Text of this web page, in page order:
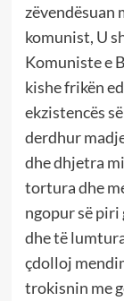
zëvendësuan
komunist, U
Komuniste e
kishe frikën
ekzistencës
derdhur
dhe dhjetra
tortura dhe
ngopur së
dhe të
çdolloj
trokisnin me